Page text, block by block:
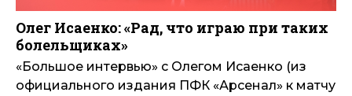
Олег Исаенко: «Рад, что играю при таких
болельщиках»
«Большое интервью» с Олегом Исаенко (из
официального издания ПФК «Арсенал» к матчу